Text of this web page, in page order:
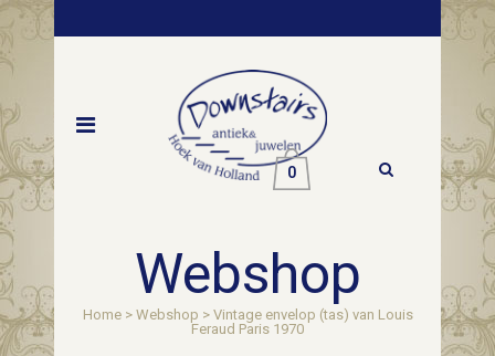
0
Webshop
Home> Webshop > Vintage envelop (tas) van Louis
Feraud Paris 1970